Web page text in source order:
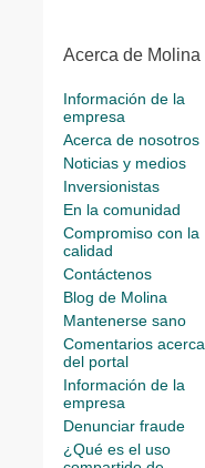
Acerca de Molina
Información de la
empresa
Acerca de nosotros
Noticias y medios
Inversionistas
En la comunidad
Compromiso con la
calidad
Contáctenos
Blog de Molina
Mantenerse sano
Comentarios acerca
del portal
Información de la
empresa
Denunciar fraude
¿Qué es el uso